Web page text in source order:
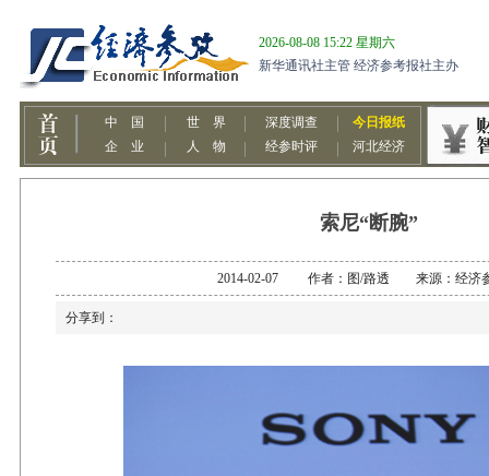
索尼“断腕”
2014-02-07 作者：图/路透 来源：经济
分享到：